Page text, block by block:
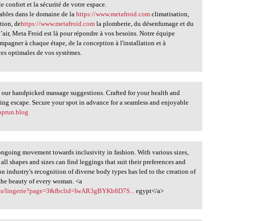
confort et la sécurité de votre espace.
dans le domaine de lahttps://www.metafroid.com climatisation,
dehttps://www.metafroid.com la plomberie, du désenfumage et du
Meta Froid est là pour répondre à vos besoins. Notre équipe
à chaque étape, de la conception à l'installation et à
optimales de vos systèmes.
handpicked massage suggestions. Crafted for your health and
escape. Secure your spot in advance for a seamless and enjoyable
movement towards inclusivity in fashion. With various sizes,
shapes and sizes can find leggings that suit their preferences and
industry's recognition of diverse body types has led to the creation of
beauty of every woman. <a
lingerie?page=3&fbclid=IwAR3gBYKb8D7S... egypt</a>